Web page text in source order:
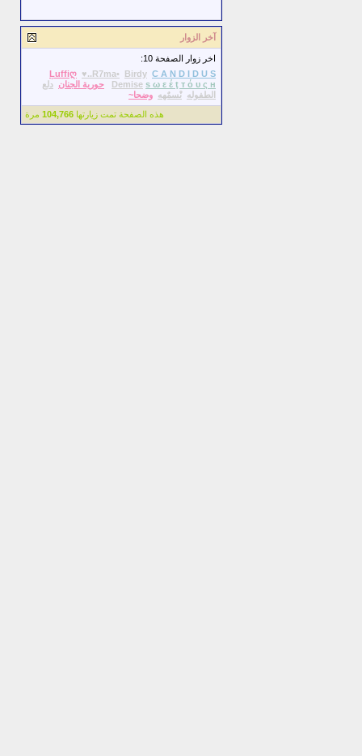
آخر الزوار
اخر زوار الصفحة 10:
Ļuffiღ ♥..R7ma• Birdy C A N D I D U S
Demise s ω ε έ ţ т ό υ ς н حورية الجنان دلع
الطفوله نْسمٌهه وضحا~
هذه الصفحة تمت زيارتها 104,766 مرة